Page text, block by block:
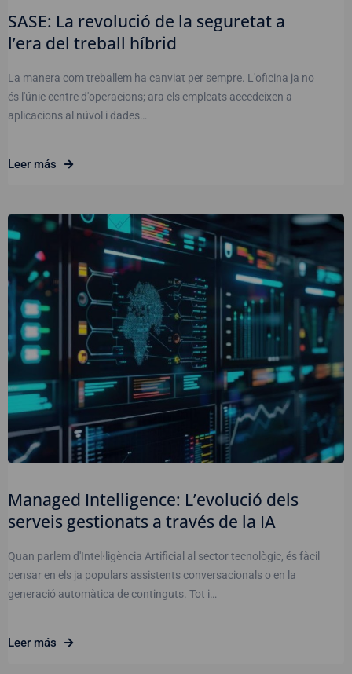
SASE: La revolució de la seguretat a
l’era del treball híbrid
La manera com treballem ha canviat per sempre. L'oficina ja no
és l'únic centre d'operacions; ara els empleats accedeixen a
aplicacions al núvol i dades…
Leer más
Managed Intelligence: L’evolució dels
serveis gestionats a través de la IA
Quan parlem d'Intel·ligència Artificial al sector tecnològic, és fàcil
pensar en els ja populars assistents conversacionals o en la
generació automàtica de continguts. Tot i…
Leer más